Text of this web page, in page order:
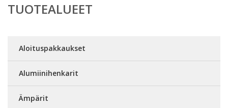
TUOTEALUEET
Aloituspakkaukset
Alumiinihenkarit
Ämpärit